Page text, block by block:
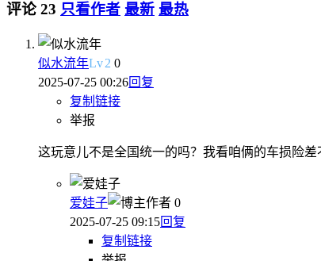
评论 23 只看作者 最新 最热
似水流年Lv2 0
2025-07-25 00:26回复
复制链接
举报
这玩意儿不是全国统一的吗？我看咱俩的车损险差
爱娃子 作者 0
2025-07-25 09:15回复
复制链接